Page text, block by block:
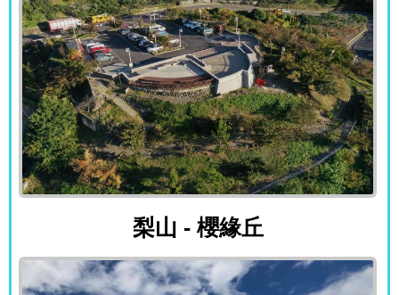
梨山 - 櫻緣丘
梨山 - 櫻緣丘